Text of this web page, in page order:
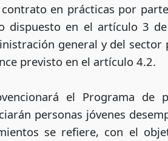
en prácticas por
dispuesto en el artículo 3
general y del sector
previsto en el artículo 4.2.
el Programa de
personas jóvenes
se refiere, con el